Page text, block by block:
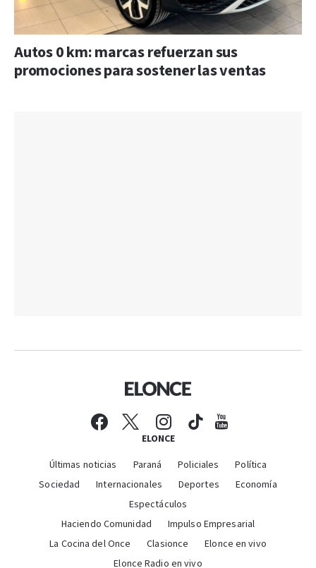
Autos 0 km: marcas refuerzan sus
promociones para sostener las ventas
ELONCE
Últimas noticias Paraná Policiales
Política
Sociedad
Internacionales Deportes
Economía
Espectáculos
Haciendo Comunidad
Impulso Empresarial
La Cocina del Once
Clasionce
Elonce en vivo
Elonce Radio en vivo